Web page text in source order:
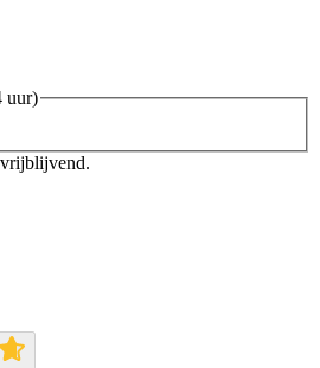
uur)
vrijblijvend.